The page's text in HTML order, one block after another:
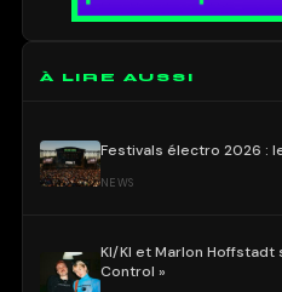
À LIRE AUSSI
Festivals électro 2026 :
NEWS
KI/KI et Marlon Hoffstadt
Control »